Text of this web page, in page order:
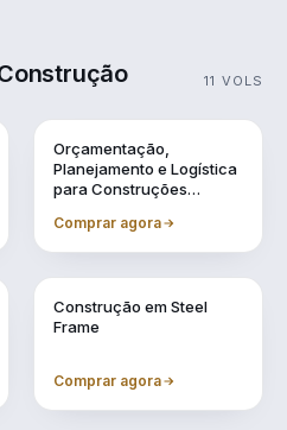
11 VOLS
Orçamentação,
Planejamento e Logística
para Construções
Comprar agora
Construção em Steel
Frame
Comprar agora